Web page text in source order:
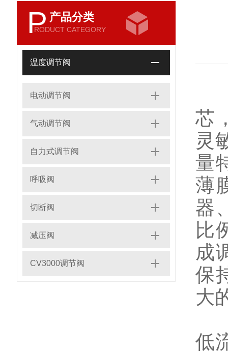
P 产品分类
RODUCT CATEGORY
温度调节阀
电动调节阀
气动调节阀
自力式调节阀
呼吸阀
切断阀
减压阀
CV3000调节阀
芯
灵
量
薄
器
比
成
保
大
低